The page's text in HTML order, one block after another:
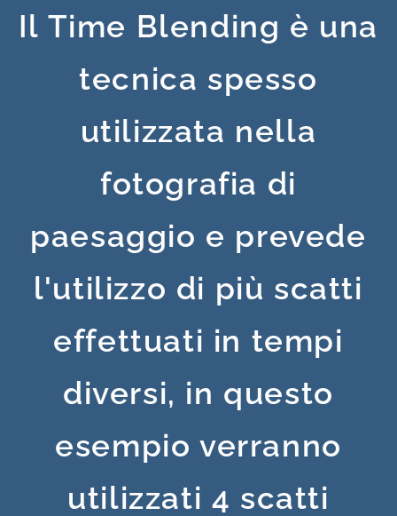
Il Time Blending è una
tecnica spesso
utilizzata nella
fotografia di
paesaggio e prevede
l'utilizzo di più scatti
effettuati in tempi
diversi, in questo
esempio verranno
utilizzati 4 scatti